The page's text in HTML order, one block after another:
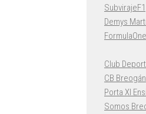
SubvirajeF1
Demys
Club
CB Breogán
Porta XI
Somos